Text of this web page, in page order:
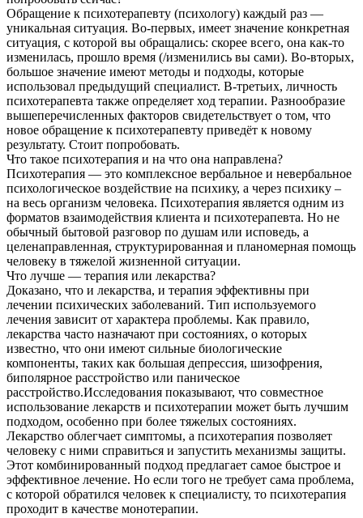
Обращение к психотерапевту (психологу) каждый раз —
уникальная ситуация. Во-первых, имеет значение конкретная
ситуация, с которой вы обращались: скорее всего, она как-то
изменилась, прошло время (/изменились вы сами). Во-вторых,
большое значение имеют методы и подходы, которые
использовал предыдущий специалист. В-третьих, личность
психотерапевта также определяет ход терапии. Разнообразие
вышеперечисленных факторов свидетельствует о том, что
новое обращение к психотерапевту приведёт к новому
результату. Стоит попробовать.
Что такое психотерапия и на что она направлена?
Психотерапия — это комплексное вербальное и невербальное
психологическое воздействие на психику, а через психику –
на весь организм человека. Психотерапия является одним из
форматов взаимодействия клиента и психотерапевта. Но не
обычный бытовой разговор по душам или исповедь, а
целенаправленная, структурированная и планомерная помощь
человеку в тяжелой жизненной ситуации.
Что лучше — терапия или лекарства?
Доказано, что и лекарства, и терапия эффективны при
лечении психических заболеваний. Тип используемого
лечения зависит от характера проблемы. Как правило,
лекарства часто назначают при состояниях, о которых
известно, что они имеют сильные биологические
компоненты, таких как большая депрессия, шизофрения,
биполярное расстройство или паническое
расстройство.Исследования показывают, что совместное
использование лекарств и психотерапии может быть лучшим
подходом, особенно при более тяжелых состояниях.
Лекарство облегчает симптомы, а психотерапия позволяет
человеку с ними справиться и запустить механизмы защиты.
Этот комбинированный подход предлагает самое быстрое и
эффективное лечение. Но если того не требует сама проблема,
с которой обратился человек к специалисту, то психотерапия
проходит в качестве монотерапии.